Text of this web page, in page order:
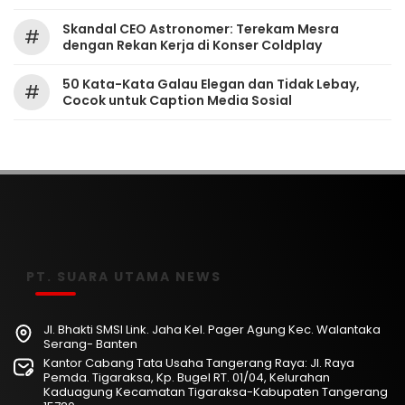
#
Skandal CEO Astronomer: Terekam Mesra
dengan Rekan Kerja di Konser Coldplay
#
50 Kata-Kata Galau Elegan dan Tidak Lebay,
Cocok untuk Caption Media Sosial
PT. SUARA UTAMA NEWS
Jl. Bhakti SMSI Link. Jaha Kel. Pager Agung Kec. Walantaka
Serang- Banten
Kantor Cabang Tata Usaha Tangerang Raya: Jl. Raya
Pemda. Tigaraksa, Kp. Bugel RT. 01/04, Kelurahan
Kaduagung Kecamatan Tigaraksa-Kabupaten Tangerang